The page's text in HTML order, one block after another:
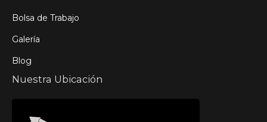
Bolsa de Trabajo
Galería
Blog
Nuestra Ubicación